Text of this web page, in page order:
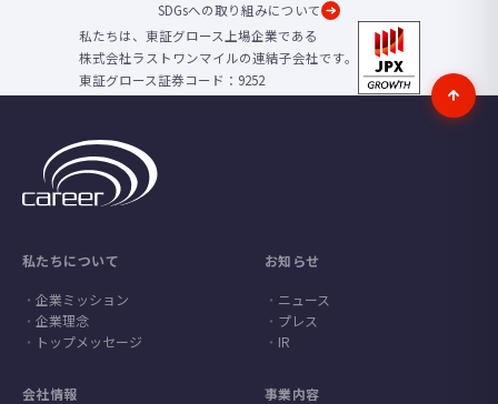
私たちは、東証グロース上場企業である
株式会社ラストワンマイルの連結子会社です。
東証グロース証券コード：9252
SDGsへの取り組みについて
私たちについて
企業ミッション
企業理念
トップメッセージ
お知らせ
ニュース
プレス
IR
会社情報 事業内容